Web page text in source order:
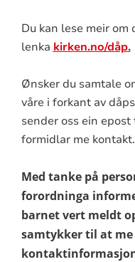
Du kan lese meir om
lenka kirken.no/dåp.
Ønsker du samtale
våre i forkant av
sender oss ein epost
formidlar me kontakt.
Med tanke på
forordninga
barnet vert meldt
samtykker til at